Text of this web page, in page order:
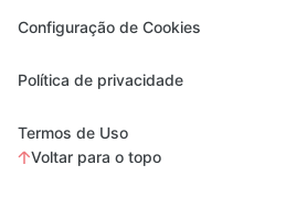
Configuração de Cookies
Política de privacidade
Termos de Uso
Voltar para o topo